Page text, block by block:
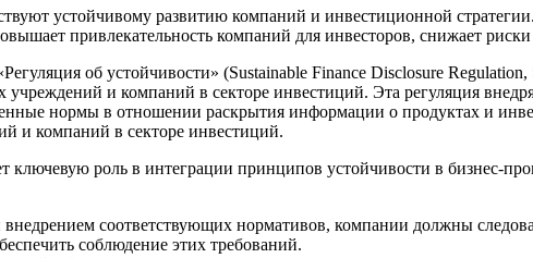
устойчивому развитию компаний и инвестиционной
привлекательность компаний для инвесторов, снижает
об устойчивости» (Sustainable Finance Disclosure
и компаний в секторе инвестиций. Эта регуляция
нормы в отношении раскрытия информации о продуктах и
и компаний в секторе инвестиций.
ключевую роль в интеграции принципов устойчивости в бизнес-
внедрением соответствующих нормативов, компании должны
соблюдение этих требований.